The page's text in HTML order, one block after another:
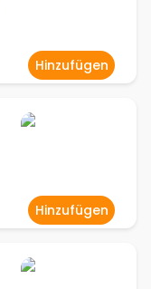
Hinzufügen
Hinzufügen